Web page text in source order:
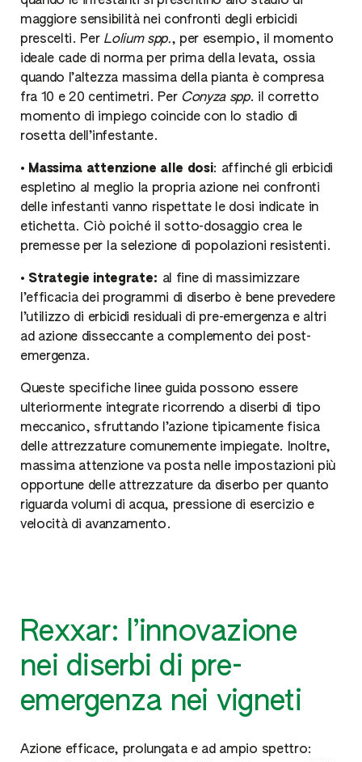
maggiore sensibilità nei confronti degli erbicidi
prescelti. Per Lolium spp., per esempio, il momento
ideale cade di norma per prima della levata, ossia
quando l’altezza massima della pianta è compresa
fra 10 e 20 centimetri. Per Conyza spp. il corretto
momento di impiego coincide con lo stadio di
rosetta dell’infestante.
• Massima attenzione alle dosi: affinché gli erbicidi
espletino al meglio la propria azione nei confronti
delle infestanti vanno rispettate le dosi indicate in
etichetta. Ciò poiché il sotto-dosaggio crea le
premesse per la selezione di popolazioni resistenti.
• Strategie integrate: al fine di massimizzare
l’efficacia dei programmi di diserbo è bene prevedere
l’utilizzo di erbicidi residuali di pre-emergenza e altri
ad azione disseccante a complemento dei post-
emergenza.
Queste specifiche linee guida possono essere
ulteriormente integrate ricorrendo a diserbi di tipo
meccanico, sfruttando l’azione tipicamente fisica
delle attrezzature comunemente impiegate. Inoltre,
massima attenzione va posta nelle impostazioni più
opportune delle attrezzature da diserbo per quanto
riguarda volumi di acqua, pressione di esercizio e
velocità di avanzamento.
Rexxar: l’innovazione
nei diserbi di pre-
emergenza nei vigneti
Azione efficace, prolungata e ad ampio spettro: